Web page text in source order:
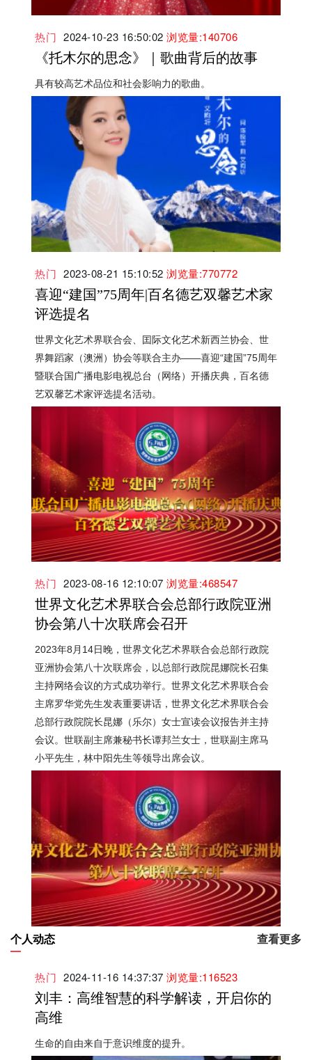
热门 2024-10-23 16:50:02 浏览量:140706
《托木尔的思念》｜歌曲背后的故事
具有较高艺术品位和社会影响力的歌曲。
热门 2023-08-21 15:10:52 浏览量:770772
喜迎“建国”75周年|百名德艺双馨艺术家
评选提名
世界文化艺术界联合会、囯际文化艺术新西兰协会、世
界舞蹈家（澳洲）协会等联合主办——喜迎“建国”75周年
暨联合国广播电影电视总台（网络）开播庆典，百名德
艺双馨艺术家评选提名活动。
热门 2023-08-16 12:10:07 浏览量:468547
世界文化艺术界联合会总部行政院亚洲
协会第八十次联席会召开
2023年8月14日晚，世界文化艺术界联合会总部行政院
亚洲协会第八十次联席会，以总部行政院昆娜院长召集
主持网络会议的方式成功举行。世界文化艺术界联合会
主席罗华党先生发表重要讲话，世界文化艺术界联合会
总部行政院院长昆娜（乐尔）女士宣读会议报告并主持
会议。世联副主席兼秘书长谭邦兰女士，世联副主席马
小平先生，林中阳先生等领导出席会议。
个人动态 查看更多
热门 2024-11-16 14:37:37 浏览量:116523
刘丰：高维智慧的科学解读，开启你的
高维
生命的自由来自于意识维度的提升。